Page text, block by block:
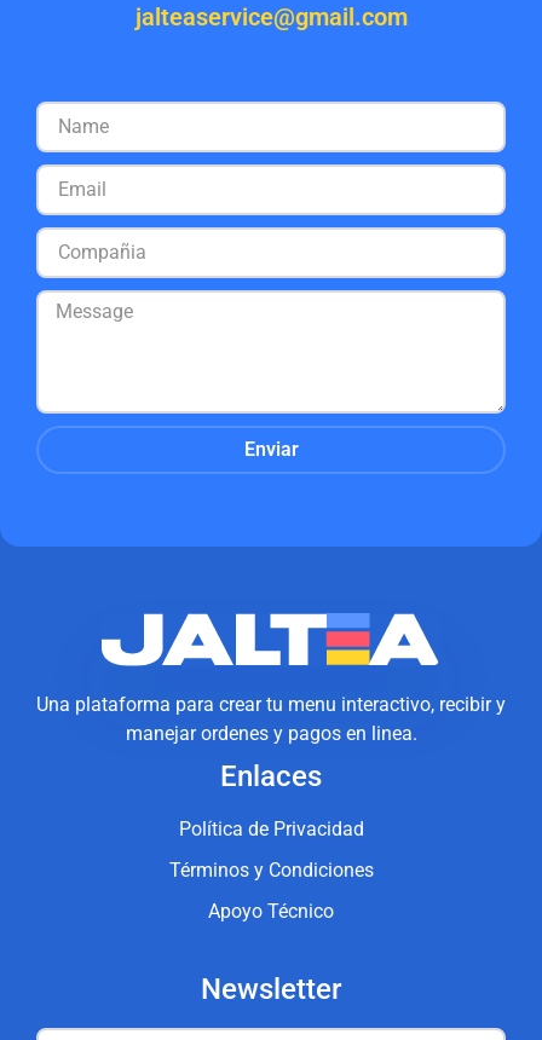
jalteaservice@gmail.com
Enviar
Una plataforma para crear tu menu interactivo, recibir y
manejar ordenes y pagos en linea.
Enlaces
Política de Privacidad
Términos y Condiciones
Apoyo Técnico
Newsletter